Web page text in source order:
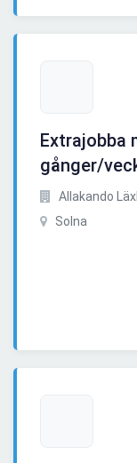
Extrajobba
gånger/
Allakando
Solna